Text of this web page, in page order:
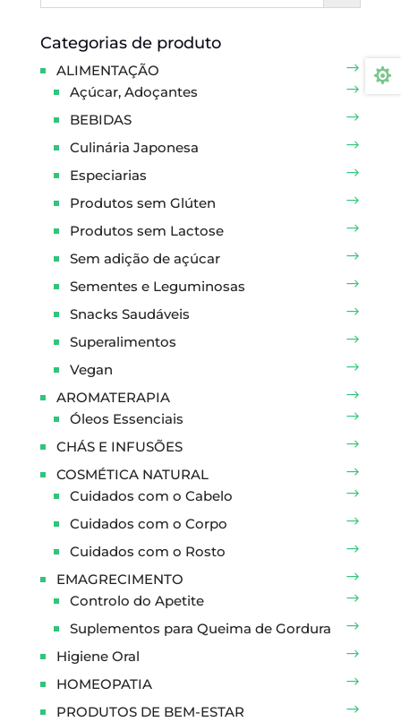
Categorias de produto
ALIMENTAÇÃO
Açúcar, Adoçantes
BEBIDAS
Culinária Japonesa
Especiarias
Produtos sem Glúten
Produtos sem Lactose
Sem adição de açúcar
Sementes e Leguminosas
Snacks Saudáveis
Superalimentos
Vegan
AROMATERAPIA
Óleos Essenciais
CHÁS E INFUSÕES
COSMÉTICA NATURAL
Cuidados com o Cabelo
Cuidados com o Corpo
Cuidados com o Rosto
EMAGRECIMENTO
Controlo do Apetite
Suplementos para Queima de Gordura
Higiene Oral
HOMEOPATIA
PRODUTOS DE BEM-ESTAR
